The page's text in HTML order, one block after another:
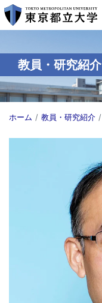
教員・研究紹介
ホーム 教員・研究紹介